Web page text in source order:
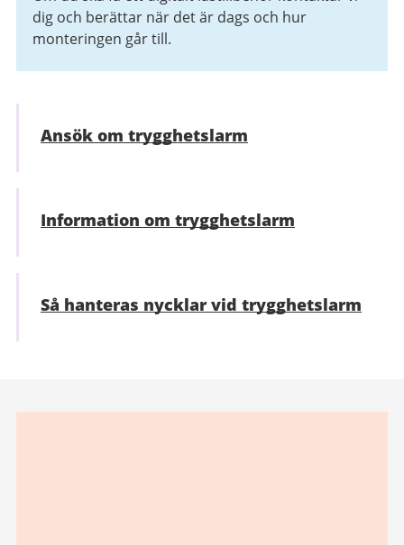
dig och berättar när det är dags och hur
monteringen går till.
Ansök om trygghetslarm
Information om trygghetslarm
Så hanteras nycklar vid trygghetslarm